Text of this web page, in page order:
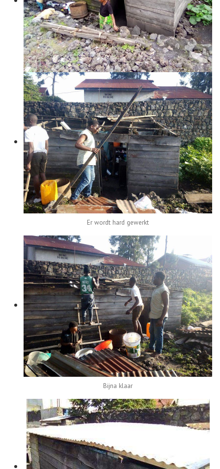
Er wordt hard gewerkt
Bijna klaar